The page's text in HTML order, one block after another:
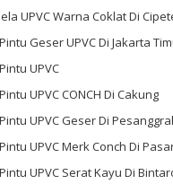
UPVC Warna Coklat Di
Geser UPVC Di Jakarta
UPVC
UPVC CONCH Di Cakung
UPVC Geser Di
UPVC Merk Conch Di
UPVC Serat Kayu Di